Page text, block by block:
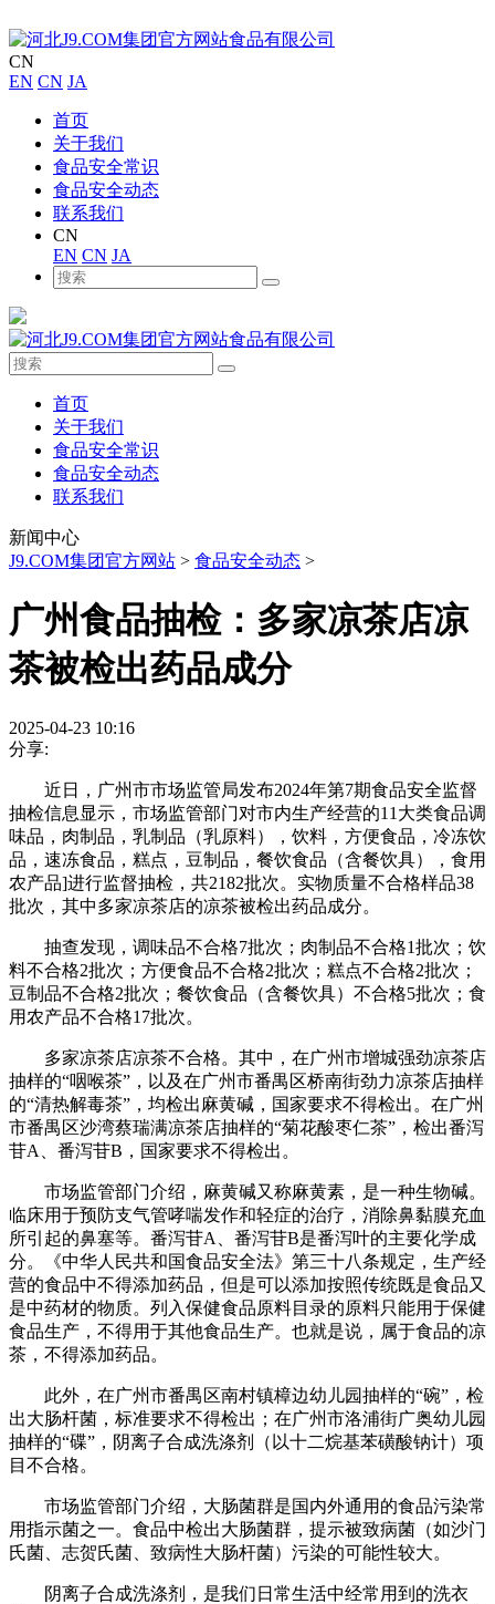
CN
EN CN JA
首页
关于我们
食品安全常识
食品安全动态
联系我们
CN
EN CN JA
首页
关于我们
食品安全常识
食品安全动态
联系我们
新闻中心
J9.COM集团官方网站 > 食品安全动态 >
广州食品抽检：多家凉茶店凉
茶被检出药品成分
2025-04-23 10:16
分享:
近日，广州市市场监管局发布2024年第7期食品安全监督
抽检信息显示，市场监管部门对市内生产经营的11大类食品调
味品，肉制品，乳制品（乳原料），饮料，方便食品，冷冻饮
品，速冻食品，糕点，豆制品，餐饮食品（含餐饮具），食用
农产品]进行监督抽检，共2182批次。实物质量不合格样品38
批次，其中多家凉茶店的凉茶被检出药品成分。
抽查发现，调味品不合格7批次；肉制品不合格1批次；饮
料不合格2批次；方便食品不合格2批次；糕点不合格2批次；
豆制品不合格2批次；餐饮食品（含餐饮具）不合格5批次；食
用农产品不合格17批次。
多家凉茶店凉茶不合格。其中，在广州市增城强劲凉茶店
抽样的“咽喉茶”，以及在广州市番禺区桥南街劲力凉茶店抽样
的“清热解毒茶”，均检出麻黄碱，国家要求不得检出。在广州
市番禺区沙湾蔡瑞满凉茶店抽样的“菊花酸枣仁茶”，检出番泻
苷A、番泻苷B，国家要求不得检出。
市场监管部门介绍，麻黄碱又称麻黄素，是一种生物碱。
临床用于预防支气管哮喘发作和轻症的治疗，消除鼻黏膜充血
所引起的鼻塞等。番泻苷A、番泻苷B是番泻叶的主要化学成
分。《中华人民共和国食品安全法》第三十八条规定，生产经
营的食品中不得添加药品，但是可以添加按照传统既是食品又
是中药材的物质。列入保健食品原料目录的原料只能用于保健
食品生产，不得用于其他食品生产。也就是说，属于食品的凉
茶，不得添加药品。
此外，在广州市番禺区南村镇樟边幼儿园抽样的“碗”，检
出大肠杆菌，标准要求不得检出；在广州市洛浦街广奥幼儿园
抽样的“碟”，阴离子合成洗涤剂（以十二烷基苯磺酸钠计）项
目不合格。
市场监管部门介绍，大肠菌群是国内外通用的食品污染常
用指示菌之一。食品中检出大肠菌群，提示被致病菌（如沙门
氏菌、志贺氏菌、致病性大肠杆菌）污染的可能性较大。
阴离子合成洗涤剂，是我们日常生活中经常用到的洗衣